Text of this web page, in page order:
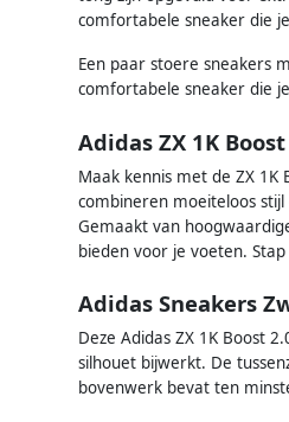
comfortabele sneaker die
Een paar stoere sneakers
comfortabele sneaker die
Adidas ZX 1K
Maak kennis met de ZX
combineren moeiteloos
Gemaakt van
bieden voor je voeten.
Adidas Sneakers
Deze Adidas ZX 1K Boost
silhouet bijwerkt. De
bovenwerk bevat ten